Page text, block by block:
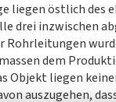
liegen östlich
drei inzwischen
dem
Objekt liegen
auszugehen,